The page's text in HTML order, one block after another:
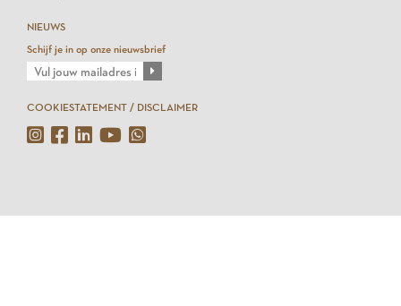
NIEUWS
Schijf je in op onze nieuwsbrief
COOKIESTATEMENT / DISCLAIMER